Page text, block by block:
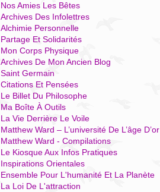
Nos Amies Les Bêtes
Archives Des Infolettres
Alchimie Personnelle
Partage Et Solidarités
Mon Corps Physique
Archives De Mon Ancien Blog
Saint Germain
Citations Et Pensées
Le Billet Du Philosophe
Ma Boîte À Outils
La Vie Derrière Le Voile
Matthew Ward – L’université De L’âge D’or
Matthew Ward - Compilations
Le Kiosque Aux Infos Pratiques
Inspirations Orientales
Ensemble Pour L'humanité Et La Planète
La Loi De L'attraction